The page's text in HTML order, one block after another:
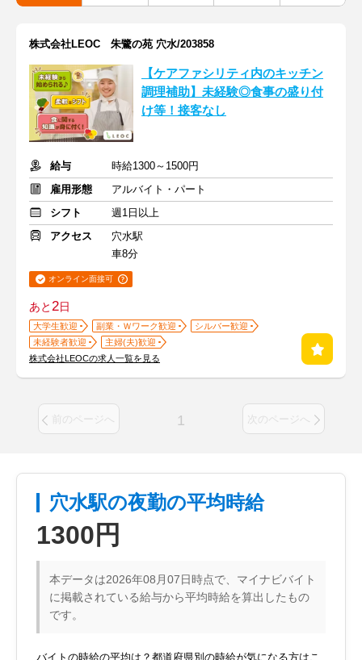
株式会社LEOC 朱鷺の苑 穴水/203858
【ケアファシリティ内のキッチン
調理補助】未経験◎食事の盛り付
け等！接客なし
給与
時給1300～1500円
雇用形態
アルバイト・パート
シフト
週1日以上
アクセス
穴水駅
車8分
オンライン面接可
あと2日
大学生歓迎 副業・Ｗワーク歓迎
シルバー歓迎
未経験者歓迎
主婦(夫)歓迎
株式会社LEOCの求人一覧を見る
前のページへ 1 次のページへ
穴水駅の夜勤の平均時給
1300円
本データは2026年08月07日時点で、マイナビバイト
に掲載されている給与から平均時給を算出したもの
です。
バイトの時給の平均は？都道府県別の時給が気になる方はこ